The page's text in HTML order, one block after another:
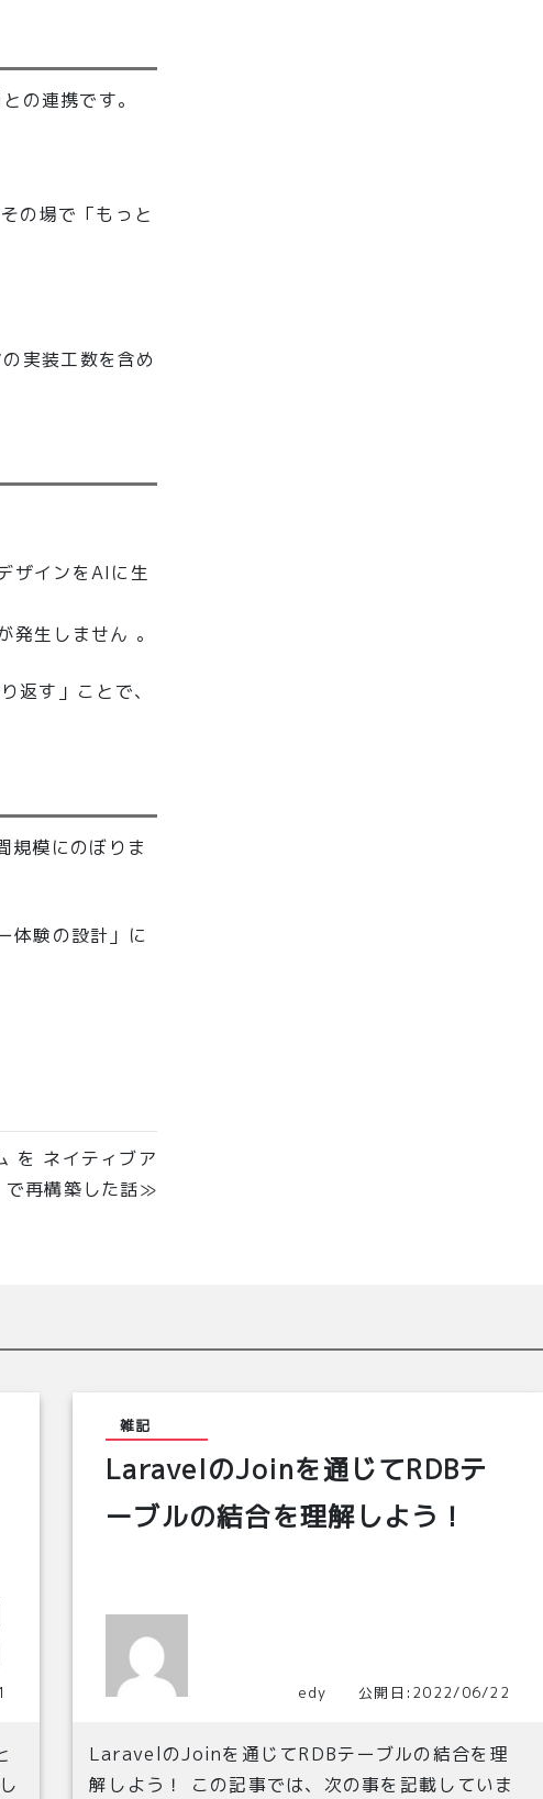
の連携です。
の場で「もっと
実装工数を含め
ザインをAIに生
生しません 。
返す」ことで、
規模にのぼりま
体験の設計」に
を ネイティブア
で再構築した話≫
雑記
LaravelのJoinを通じてRDBテ
ーブルの結合を理解しよう！
edy 公開日:2022/06/22
LaravelのJoinを通じてRDBテーブルの結合を理
解しよう！ この記事では、次の事を記載していま